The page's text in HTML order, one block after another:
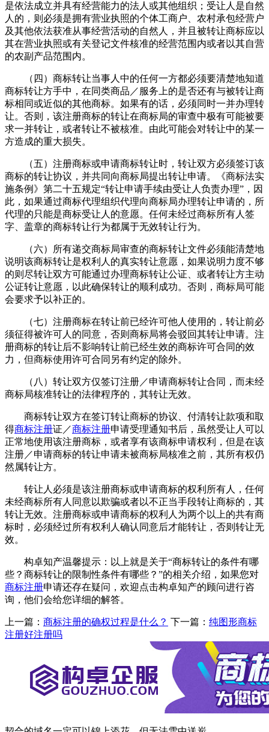
是依法成立并具有经营能力的法人或其他组织；受让人是自然
人的，则必须是拥有营业执照的个体工商户、农村承包经营户
及其他依法获准从事经营活动的自然人，并且被转让商标应以
其在营业执照或有关登记文件核准的经营范围内或者以其自营
的农副产品范围内。
（四）商标转让当事人中的任何一方都必须要清楚地知道
商标转让方手中，在同类商品／服务上的是否还有与被转让商
标相同或近似的其他商标。如果有的话，必须同时一并办理转
让。否则，该注册商标的转让在商标局的审查中极有可能被要
求一并转让，或者转让不被核准。由此可能会对转让中的某一
方造成的重大损失。
（五）注册商标或申请商标转让时，转让双方必须签订该
商标的转让协议，并共同向商标局提出转让申请。《商标法实
施条例》第二十五规定“转让申请手续由受让人负责办理”，因
此，如果通过商标代理组织代理向商标局办理转让申请的，所
代理的只能是商标受让人的意愿。任何未经过商标所有人签
字、盖章的商标转让行为都属于无效转让行为。
（六）所有递交商标局审查的商标转让文件必须能清楚地
说明该商标转让是权利人的真实转让意愿，如果说明力度不够
的则尽转让双方可能通过办理商标转让公证、或者转让方主动
公证转让意愿，以此确保转让的顺利成功。否则，商标局可能
会要求予以补正的。
（七）注册商标在转让前已经许可他人使用的，转让前必
须征得被许可人的同意，否则商标局将会驳回其转让申请。注
册商标的转让后不影响转让前已经生效的商标许可合同的效
力，但商标使用许可合同另有约定的除外。
（八）转让双方仅签订注册／申请商标转让合同，而未经
商标局核准转让的法律程序的，其转让无效。
商标转让双方在签订转让商标的协议、付清转让款项和取
得商标注册证／商标注册申请受理通知书后，虽然受让人可以
正常地使用该注册商标，或者享有该商标申请权利，但是在该
注册／申请商标的转让申请未被商标局核准之前，其所有权仍
然属转让方。
转让人必须是该注册商标或申请商标的权利所有人，任何
未经商标所有人同意以欺骗或者以不正当手段转让商标的，其
转让无效。注册商标或申请商标的权利人为两个以上的共有商
标时，必须经过所有权利人确认同意后才能转让，否则转让无
效。
构卓知产温馨提示：以上就是关于“商标转让的条件有哪
些？商标转让的限制性条件有哪些？”的相关介绍，如果您对
商标注册申请还存在疑问，欢迎点击构卓知产的顾问进行咨
询，他们会给您详细的解答。
上一篇： 商标注册的确权过程是什么？ 下一篇： 纯图形商标
注册好注册吗